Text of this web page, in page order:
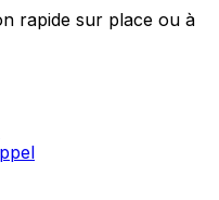
rapide sur place ou à